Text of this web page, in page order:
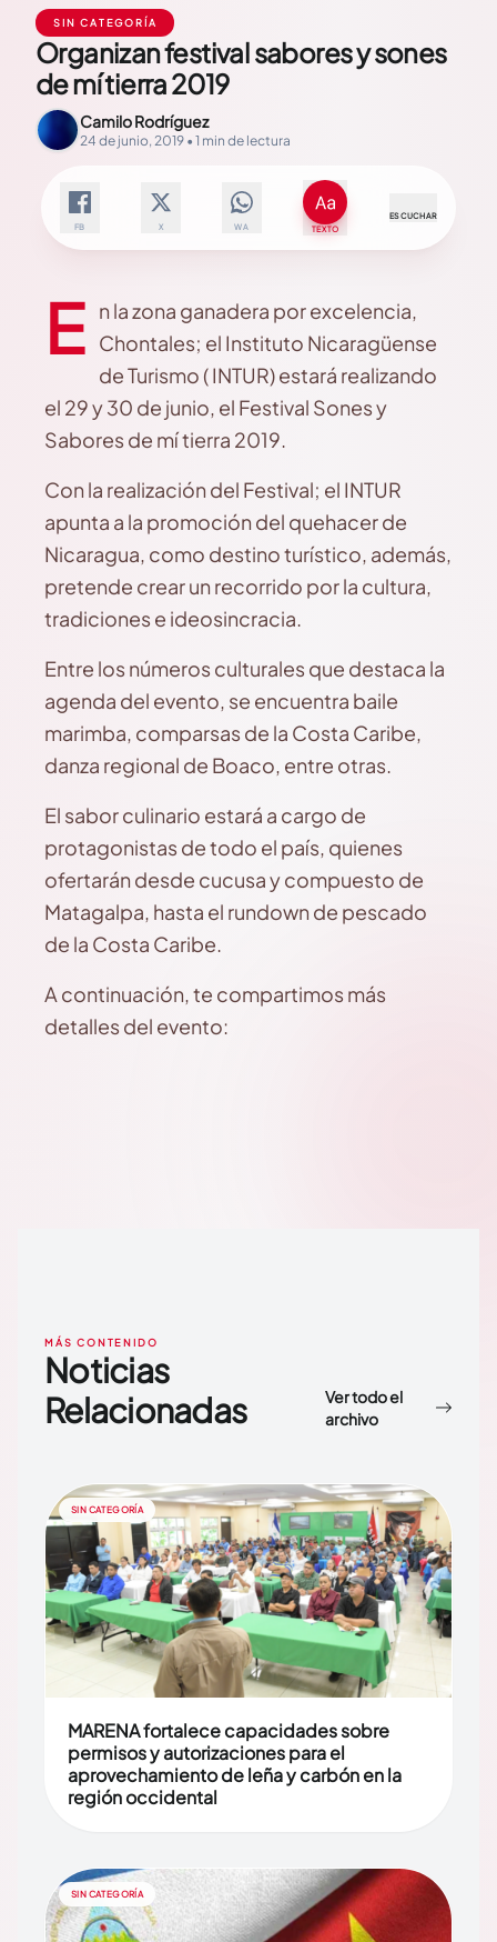
SIN CATEGORÍA
Organizan festival sabores y sones
de mí tierra 2019
Camilo Rodríguez
24 de junio, 2019 • 1 min de lectura
FB X WA TEXTO
ESCUCHAR
E n la zona ganadera por excelencia,
Chontales; el Instituto Nicaragüense
de Turismo ( INTUR) estará realizando
el 29 y 30 de junio, el Festival Sones y
Sabores de mí tierra 2019.
Con la realización del Festival; el INTUR
apunta a la promoción del quehacer de
Nicaragua, como destino turístico, además,
pretende crear un recorrido por la cultura,
tradiciones e ideosincracia.
Entre los números culturales que destaca la
agenda del evento, se encuentra baile
marimba, comparsas de la Costa Caribe,
danza regional de Boaco, entre otras.
El sabor culinario estará a cargo de
protagonistas de todo el país, quienes
ofertarán desde cucusa y compuesto de
Matagalpa, hasta el rundown de pescado
de la Costa Caribe.
A continuación, te compartimos más
detalles del evento:
MÁS CONTENIDO
Noticias
Relacionadas
Ver todo el
archivo
SIN CATEGORÍA
MARENA fortalece capacidades sobre
permisos y autorizaciones para el
aprovechamiento de leña y carbón en la
región occidental
SIN CATEGORÍA